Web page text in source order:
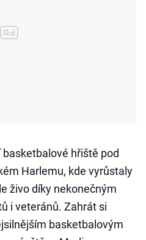
hřiště pod
Harlemu, kde vyrůstaly
živo díky nekonečným
i veteránů. Zahrát si
basketbalovým